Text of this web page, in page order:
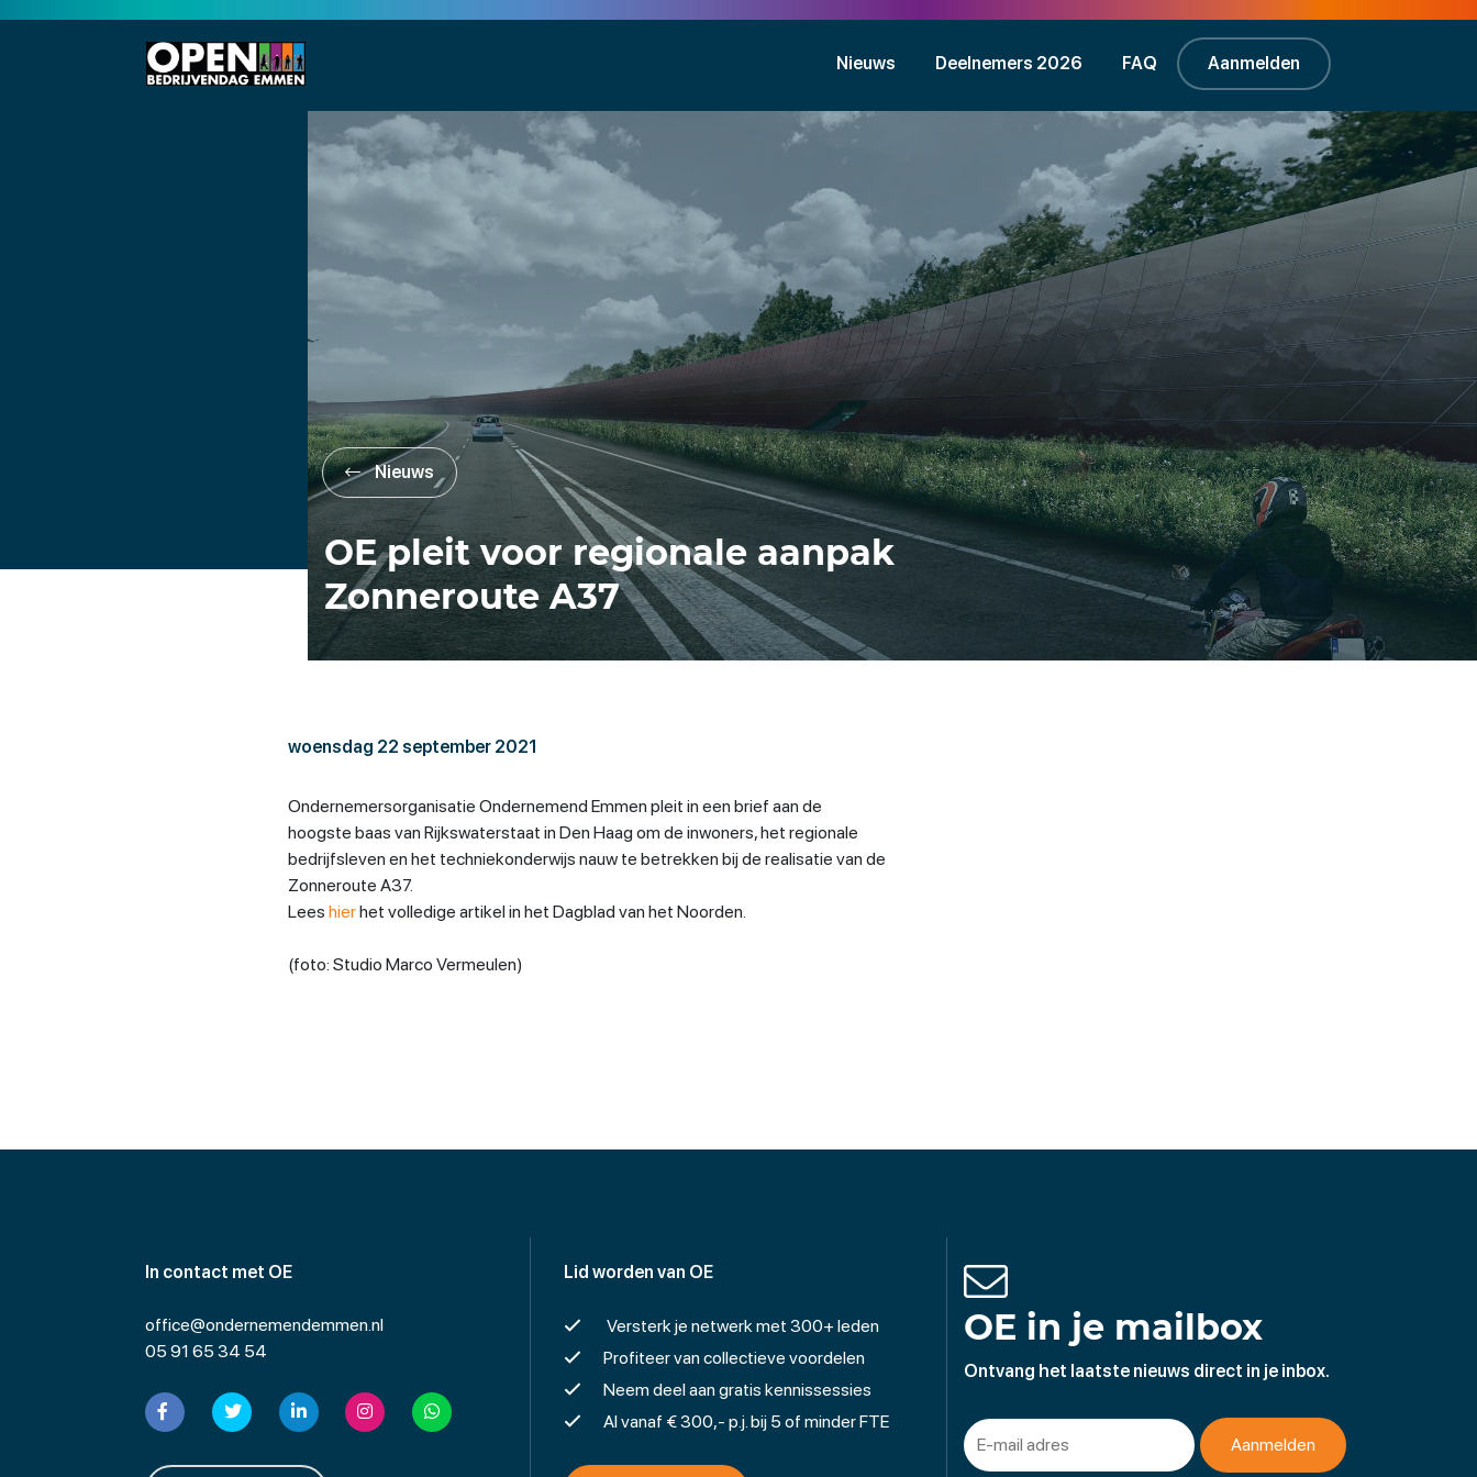
Nieuws Deelnemers 2026 FAQ Aanmelden
Nieuws
OE pleit voor regionale aanpak
Zonneroute A37
woensdag 22 september 2021
Ondernemersorganisatie Ondernemend Emmen pleit in een brief aan de
hoogste baas van Rijkswaterstaat in Den Haag om de inwoners, het regionale
bedrijfsleven en het techniekonderwijs nauw te betrekken bij de realisatie van de
Zonneroute A37.
Lees hierhet volledige artikel in het Dagblad van het Noorden.
(foto: Studio Marco Vermeulen)
In contact met OE
office@ondernemendemmen.nl
05 91 65 34 54
Lid worden van OE
Versterk je netwerk met 300+ leden
Profiteer van collectieve voordelen
Neem deel aan gratis kennissessies
Al vanaf € 300,- p.j. bij 5 of minder FTE
OE in je mailbox
Ontvang het laatste nieuws direct in je inbox.